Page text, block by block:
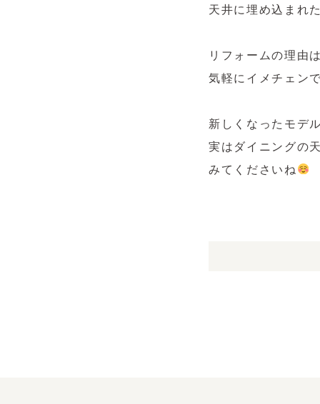
天井に埋め込まれ
リフォームの理由
気軽にイメチェン
新しくなったモデ
実はダイニングの
みてくださいね